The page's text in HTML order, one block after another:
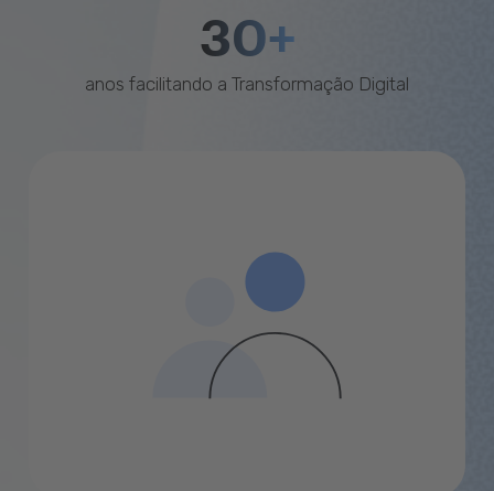
30+
anos facilitando a Transformação Digital